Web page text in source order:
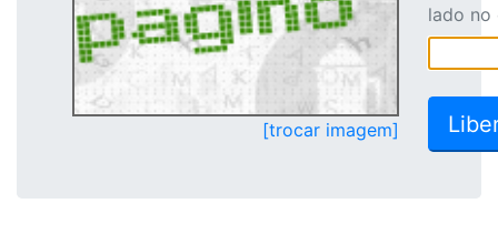
[trocar imagem]
lado no